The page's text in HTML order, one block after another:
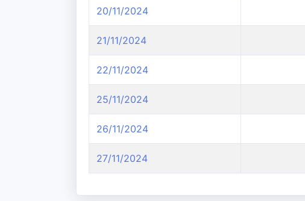
20/11/2024
21/11/2024
22/11/2024
25/11/2024
26/11/2024
27/11/2024